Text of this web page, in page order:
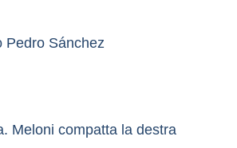
Pedro Sánchez
Meloni compatta la destra